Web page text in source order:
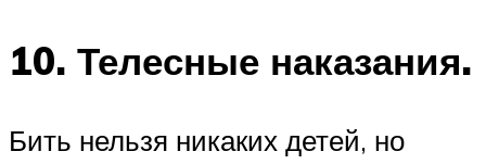
10. Телесные наказания.
Бить нельзя никаких детей, но